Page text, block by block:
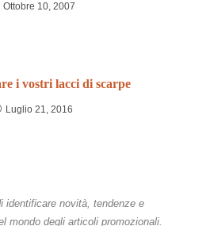
Ottobre 10, 2007
i vostri lacci di scarpe
Luglio 21, 2016
identificare novità, tendenze e
mondo degli articoli promozionali.